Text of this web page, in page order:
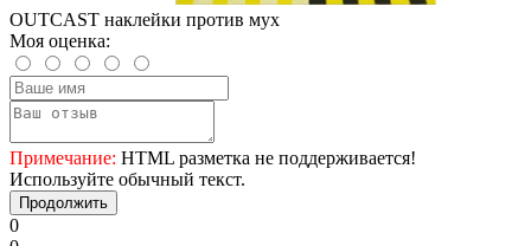
OUTCAST наклейки против мух
Моя оценка:
Примечание: HTML разметка не поддерживается!
Используйте обычный текст.
Продолжить
0